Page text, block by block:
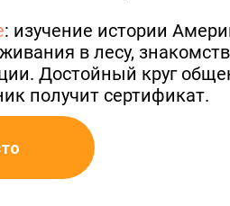
: изучение истории
в лесу,
Достойный круг
получит сертификат.